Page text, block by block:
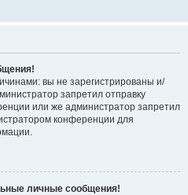
вы не зарегистрированы и/
запретил отправку
или же администратор запретил
конференции для
личные сообщения!